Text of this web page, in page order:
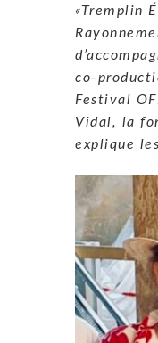
«Tremplin
co-
Festival
Vidal, la
explique